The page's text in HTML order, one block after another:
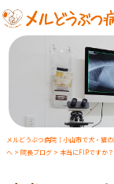
メルどうぶつ病院｜小山市で犬・猫
へ > 院長ブログ > 本当にFIPですか？